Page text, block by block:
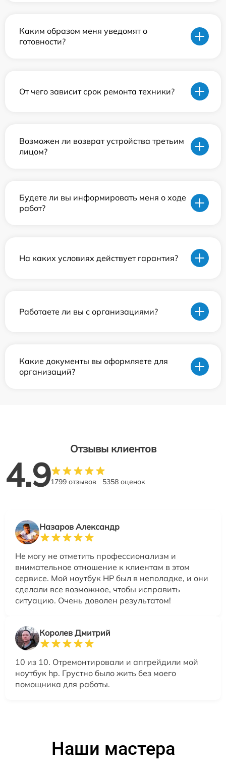
Каким образом меня уведомят о
готовности?
От чего зависит срок ремонта техники?
Возможен ли возврат устройства третьим
лицом?
Будете ли вы информировать меня о ходе
работ?
На каких условиях действует гарантия?
Работаете ли вы с организациями?
Какие документы вы оформляете для
организаций?
Отзывы клиентов
4.91799 отзывов 5358 оценок
Назаров Александр
Не могу не отметить профессионализм и
внимательное отношение к клиентам в этом
сервисе. Мой ноутбук HP был в неполадке, и они
сделали все возможное, чтобы исправить
ситуацию. Очень доволен результатом!
Королев Дмитрий
10 из 10. Отремонтировали и апгрейдили мой
ноутбук hp. Грустно было жить без моего
помощника для работы.
Наши мастера